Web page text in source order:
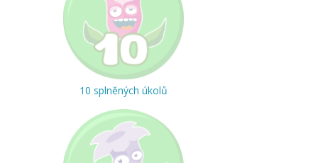
10 splněných úkolů